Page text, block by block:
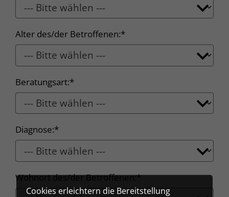
Cookies erleichtern die Bereitstellung
Alter des/der Betroffenen:*
Beratungsart:*
Diagnose:*
Wohnort des/der Betroffenen:*